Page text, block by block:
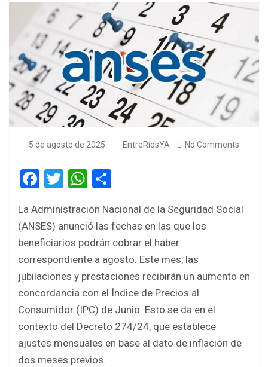
5 de agosto de 2025 EntreRíosYA No Comments
F
ce
b
o
o
k
T
tt
er
W
at
s
A
p
p
ar
e
La Administración Nacional de la Seguridad Social
(ANSES) anunció las fechas en las que los
beneficiarios podrán cobrar el haber
correspondiente a agosto. Este mes, las
jubilaciones y prestaciones recibirán un aumento en
concordancia con el Índice de Precios al
Consumidor (IPC) de Junio. Esto se da en el
contexto del Decreto 274/24, que establece
ajustes mensuales en base al dato de inflación de
dos meses previos.